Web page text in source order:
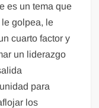
es un tema que
golpea, le
cuarto factor y
un liderazgo
para
los